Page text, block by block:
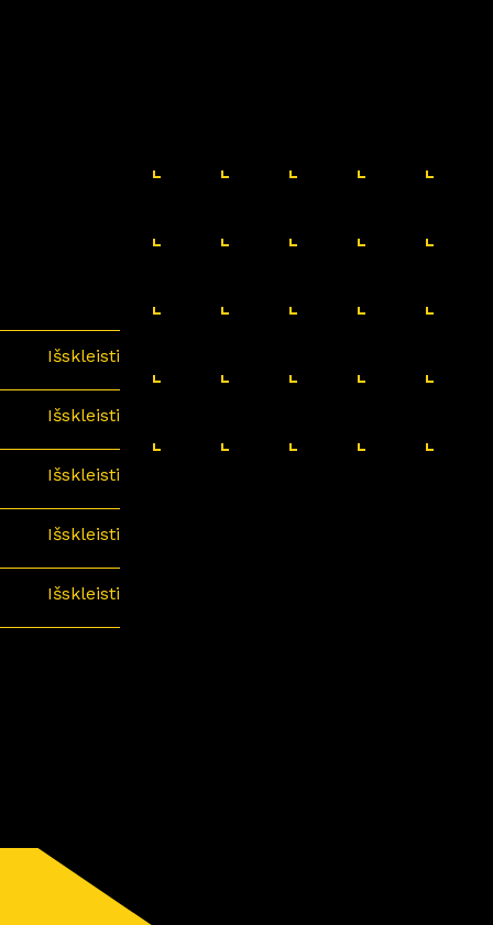
Išskleisti
Išskleisti
Išskleisti
Išskleisti
Išskleisti